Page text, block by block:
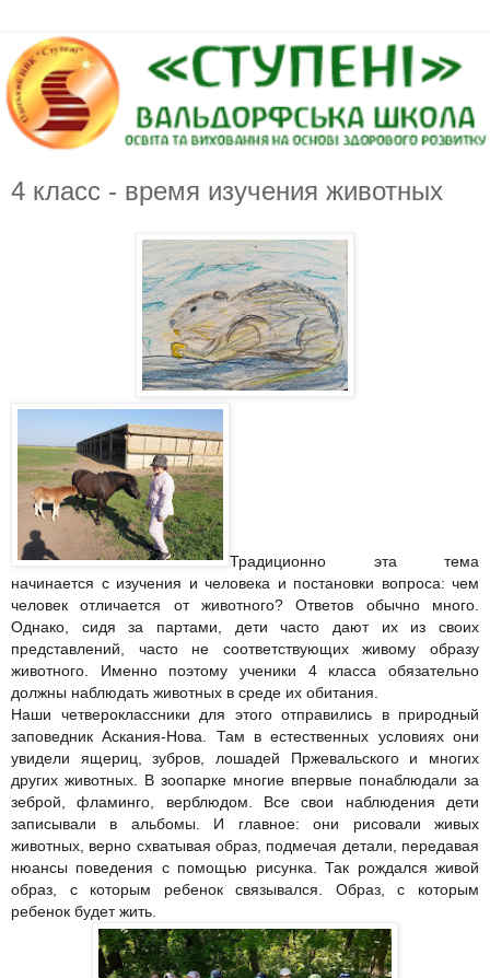
4 класс - время изучения животных
Традиционно эта тема
начинается с изучения и человека и постановки вопроса: чем
человек отличается от животного? Ответов обычно много.
Однако, сидя за партами, дети часто дают их из своих
представлений, часто не соответствующих живому образу
животного. Именно поэтому ученики 4 класса обязательно
должны наблюдать животных в среде их обитания.
Наши четвероклассники для этого отправились в природный
заповедник Аскания-Нова. Там в естественных условиях они
увидели ящериц, зубров, лошадей Пржевальского и многих
других животных. В зоопарке многие впервые понаблюдали за
зеброй, фламинго, верблюдом. Все свои наблюдения дети
записывали в альбомы. И главное: они рисовали живых
животных, верно схватывая образ, подмечая детали, передавая
нюансы поведения с помощью рисунка. Так рождался живой
образ, с которым ребенок связывался. Образ, с которым
ребенок будет жить.